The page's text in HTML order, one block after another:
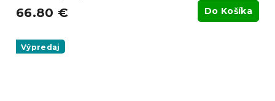
66.80 € Do Košíka
Výpredaj